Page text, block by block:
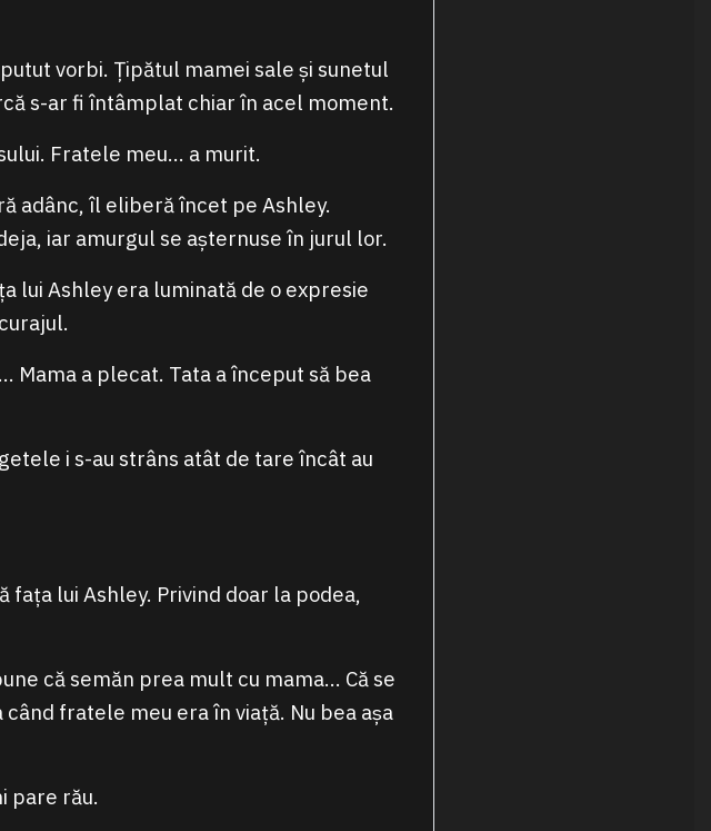
vorbi. Țipătul mamei sale și sunetul
s-ar fi întâmplat chiar în acel moment.
Fratele meu… a murit.
adânc, îl eliberă încet pe Ashley.
iar amurgul se așternuse în jurul lor.
lui Ashley era luminată de o expresie
Mama a plecat. Tata a început să bea
i s-au strâns atât de tare încât au
fața lui Ashley. Privind doar la podea,
că semăn prea mult cu mama… Că se
fratele meu era în viață. Nu bea așa
pare rău.